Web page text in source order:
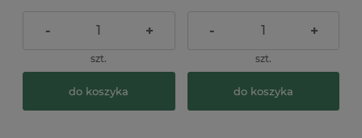
- +
szt.
do koszyka
- +
szt.
do koszyka